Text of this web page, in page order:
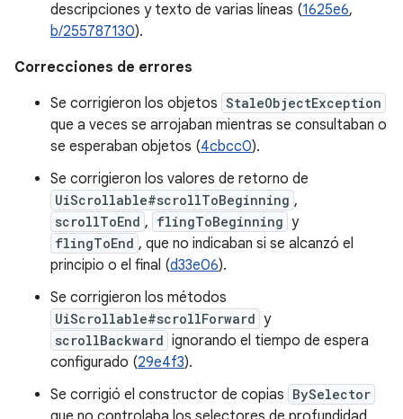
descripciones y texto de varias líneas (1625e6,
b/255787130).
Correcciones de errores
Se corrigieron los objetos StaleObjectException
que a veces se arrojaban mientras se consultaban o
se esperaban objetos (4cbcc0).
Se corrigieron los valores de retorno de
UiScrollable#scrollToBeginning ,
scrollToEnd , flingToBeginning y
flingToEnd , que no indicaban si se alcanzó el
principio o el final (d33e06).
Se corrigieron los métodos
UiScrollable#scrollForward y
scrollBackward ignorando el tiempo de espera
configurado (29e4f3).
Se corrigió el constructor de copias BySelector